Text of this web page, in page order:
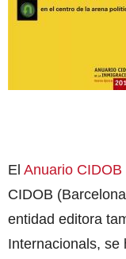
El Anuario
CIDOB
entidad editora
Internacionals, se